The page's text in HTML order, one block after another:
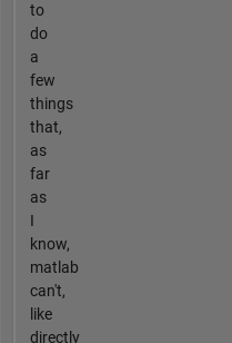
to
do
a
few
things
that,
as
far
as
I
know,
matlab
can't,
like
directly